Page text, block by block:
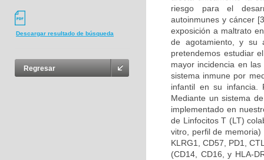
Descargar resultado de búsqueda
Regresar
riesgo para el
autoinmunes y cáncer
exposición a maltrato
de agotamiento, y su
pretendemos estudiar
mayor incidencia en
sistema inmune por
infantil en su infancia.
Mediante un sistema
implementado en
de Linfocitos T (LT)
vitro, perfil de
KLRG1, CD57, PD1,
(CD14, CD16, y HLA-